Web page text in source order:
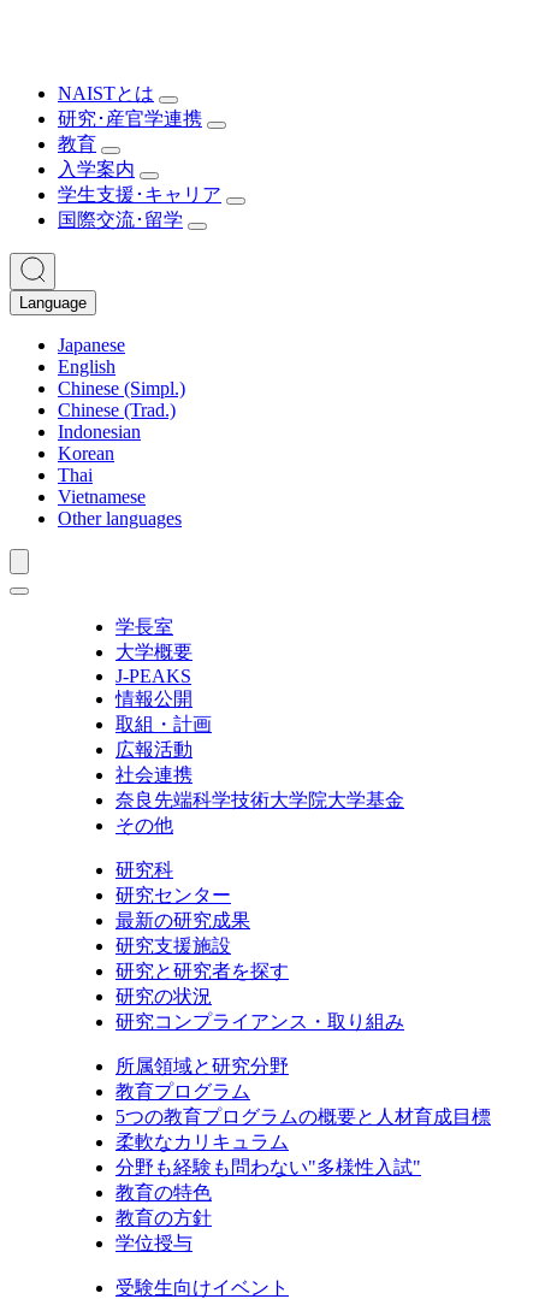
NAISTとは
研究･産官学連携
教育
入学案内
学生支援･キャリア
国際交流･留学
Language
Japanese
English
Chinese (Simpl.)
Chinese (Trad.)
Indonesian
Korean
Thai
Vietnamese
Other languages
学長室
大学概要
J-PEAKS
情報公開
取組・計画
広報活動
社会連携
奈良先端科学技術大学院大学基金
その他
研究科
研究センター
最新の研究成果
研究支援施設
研究と研究者を探す
研究の状況
研究コンプライアンス・取り組み
所属領域と研究分野
教育プログラム
5つの教育プログラムの概要と人材育成目標
柔軟なカリキュラム
分野も経験も問わない"多様性入試"
教育の特色
教育の方針
学位授与
受験生向けイベント